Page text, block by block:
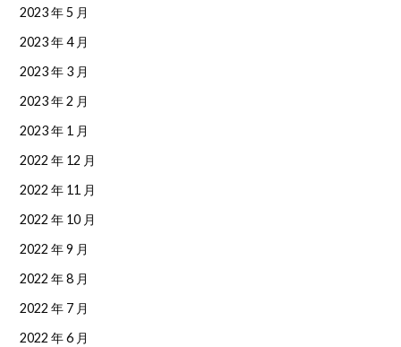
2023 年 5 月
2023 年 4 月
2023 年 3 月
2023 年 2 月
2023 年 1 月
2022 年 12 月
2022 年 11 月
2022 年 10 月
2022 年 9 月
2022 年 8 月
2022 年 7 月
2022 年 6 月